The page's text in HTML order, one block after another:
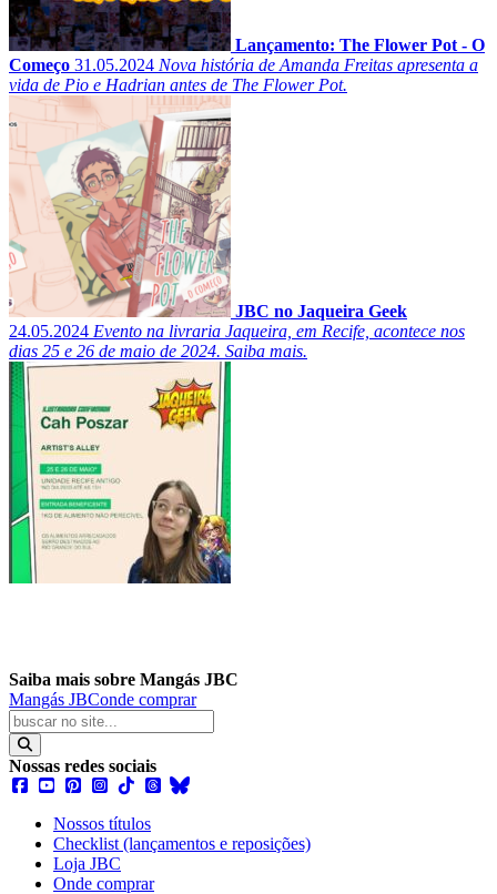
Lançamento: The Flower Pot - O
Começo 31.05.2024 Nova história de Amanda Freitas apresenta a
vida de Pio e Hadrian antes de The Flower Pot.
JBC no Jaqueira Geek
24.05.2024 Evento na livraria Jaqueira, em Recife, acontece nos
dias 25 e 26 de maio de 2024. Saiba mais.
Saiba mais sobre Mangás JBC
Mangás JBConde comprar
Nossas redes sociais
Nossos títulos
Checklist (lançamentos e reposições)
Loja JBC
Onde comprar